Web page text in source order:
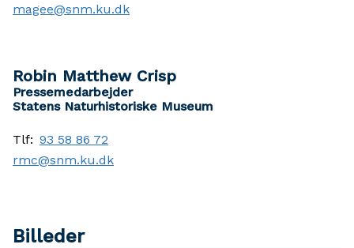
magee@snm.ku.dk
Robin Matthew Crisp
Pressemedarbejder
Statens Naturhistoriske Museum
Tlf: 93 58 86 72
rmc@snm.ku.dk
Billeder